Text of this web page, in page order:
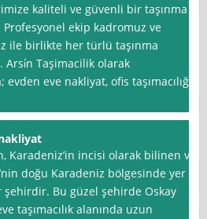
kaliteli ve güvenli bir taşınma
ekip kadromuz ve
ile birlikte her türlü taşınma
Arsi̇n Taşimacilik olarak
eve nakliyat, ofis taşımacılığı,
Karadeniz’in incisi olarak bilinen ve
doğu Karadeniz bölgesinde yer
şehirdir. Bu güzel şehirde Oskay
taşımacılık alanında uzun